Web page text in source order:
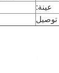
عينة:
توصيل